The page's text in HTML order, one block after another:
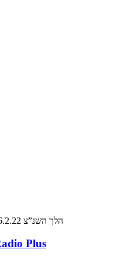
הלך השנ”צ 6.2.22 – עם אריק טלמור
Plus